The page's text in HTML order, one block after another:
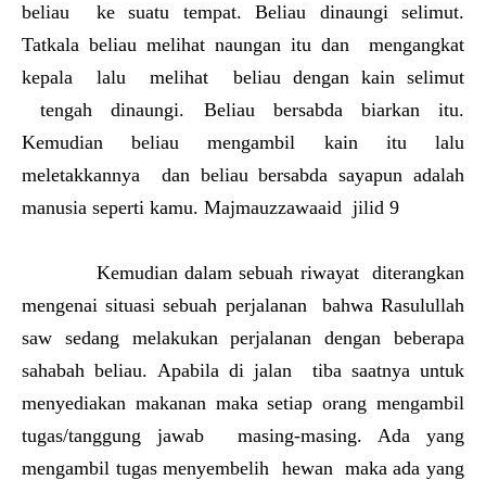
beliau ke suatu tempat. Beliau dinaungi selimut.
Tatkala beliau melihat naungan itu dan mengangkat
kepala lalu melihat beliau dengan kain selimut
tengah dinaungi. Beliau bersabda biarkan itu.
Kemudian beliau mengambil kain itu lalu
meletakkannya dan beliau bersabda sayapun adalah
manusia seperti kamu. Majmauzzawaaid jilid 9
Kemudian dalam sebuah riwayat diterangkan
mengenai situasi sebuah perjalanan bahwa Rasulullah
saw sedang melakukan perjalanan dengan beberapa
sahabah beliau. Apabila di jalan tiba saatnya untuk
menyediakan makanan maka setiap orang mengambil
tugas/tanggung jawab masing-masing. Ada yang
mengambil tugas menyembelih hewan maka ada yang